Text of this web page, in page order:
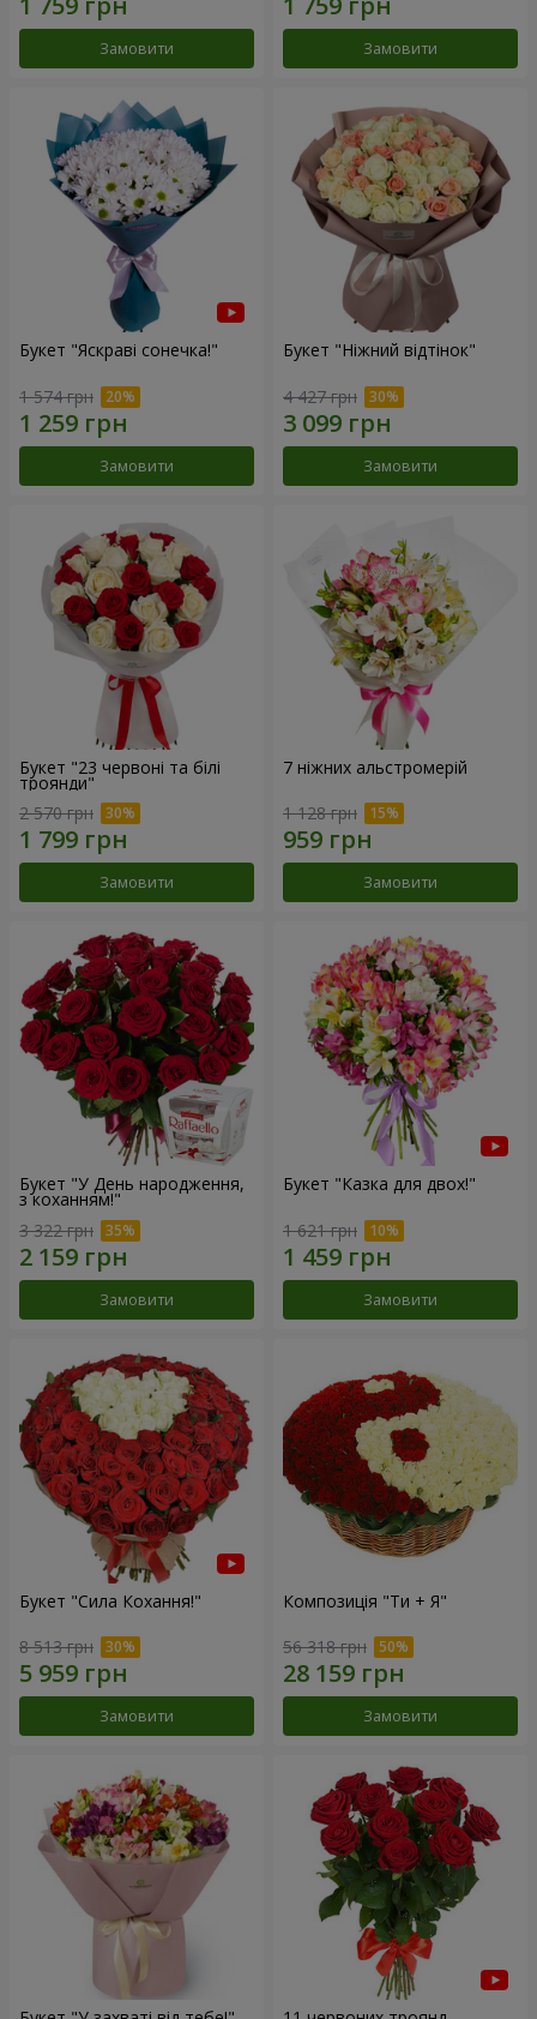
Замовити Замовити
Букет "Яскраві сонечка!"
1 574 грн
Замовити
Букет "Ніжний відтінок"
4 427 грн
Замовити
Букет "23 червоні та білі
троянди"
2 570 грн
Замовити
7 ніжних альстромерій
1 128 грн
Замовити
Букет "У День народження,
з коханням!"
3 322 грн
Замовити
Букет "Казка для двох!"
1 621 грн
Замовити
Букет "Сила Кохання!"
8 513 грн
Замовити
Композиція "Ти + Я"
56 318 грн
Замовити